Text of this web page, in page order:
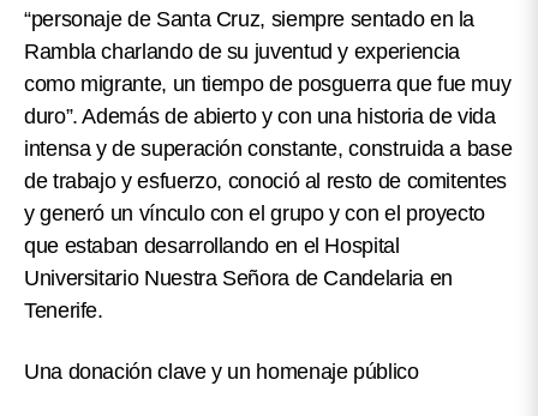
“personaje de Santa Cruz, siempre sentado en la
Rambla charlando de su juventud y experiencia
como migrante, un tiempo de posguerra que fue muy
duro”. Además de abierto y con una historia de vida
intensa y de superación constante, construida a base
de trabajo y esfuerzo, conoció al resto de comitentes
y generó un vínculo con el grupo y con el proyecto
que estaban desarrollando en el Hospital
Universitario Nuestra Señora de Candelaria en
Tenerife.
Una donación clave y un homenaje público